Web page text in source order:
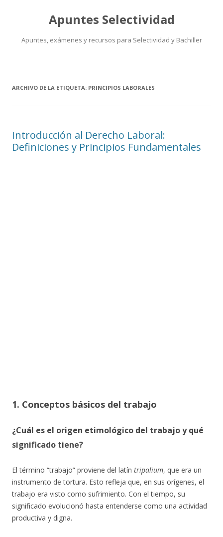
Apuntes Selectividad
Apuntes, exámenes y recursos para Selectividad y Bachiller
ARCHIVO DE LA ETIQUETA: PRINCIPIOS LABORALES
Introducción al Derecho Laboral:
Definiciones y Principios Fundamentales
1. Conceptos básicos del trabajo
¿Cuál es el origen etimológico del trabajo y qué
significado tiene?
El término “trabajo” proviene del latín tripalium, que era un
instrumento de tortura. Esto refleja que, en sus orígenes, el
trabajo era visto como sufrimiento. Con el tiempo, su
significado evolucionó hasta entenderse como una actividad
productiva y digna.